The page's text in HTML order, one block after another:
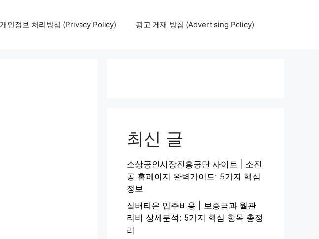
개인정보 처리방침 (Privacy Policy) 광고 게재 방침 (Advertising Policy)
최신 글
소상공인시장진흥공단 사이트 | 소진
공 홈페이지 완벽가이드: 5가지 핵심
정보
실버타운 입주비용 | 보증금과 월관
리비 상세분석: 5가지 핵심 항목 총정
리